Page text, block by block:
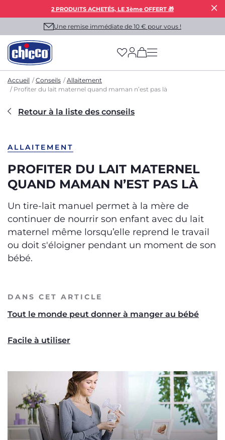
2 PRODUITS ACHETÉS, LE 3ème OFFERT 🎁
Une remise immédiate de 10 € pour vous !
(has more options
Accueil Conseils
Allaitement
Profiter du lait maternel quand maman n’est pas là
Retour à la liste des conseils
ALLAITEMENT
PROFITER DU LAIT MATERNEL
QUAND MAMAN N’EST PAS LÀ
Un tire-lait manuel permet à la mère de
continuer de nourrir son enfant avec du lait
maternel même lorsqu’elle reprend le travail
ou doit s'éloigner pendant un moment de son
bébé.
DANS CET ARTICLE
Tout le monde peut donner à manger au bébé
Facile à utiliser